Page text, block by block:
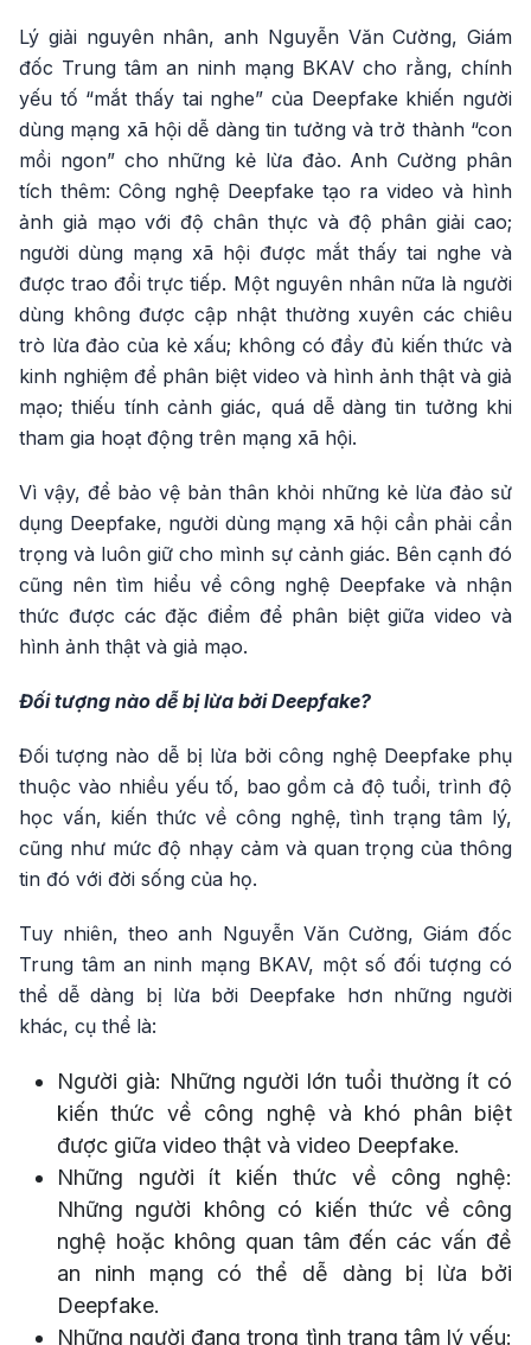
Lý giải nguyên nhân, anh Nguyễn Văn Cường, Giám
đốc Trung tâm an ninh mạng BKAV cho rằng, chính
yếu tố “mắt thấy tai nghe” của Deepfake khiến người
dùng mạng xã hội dễ dàng tin tưởng và trở thành “con
mồi ngon” cho những kẻ lừa đảo. Anh Cường phân
tích thêm: Công nghệ Deepfake tạo ra video và hình
ảnh giả mạo với độ chân thực và độ phân giải cao;
người dùng mạng xã hội được mắt thấy tai nghe và
được trao đổi trực tiếp. Một nguyên nhân nữa là người
dùng không được cập nhật thường xuyên các chiêu
trò lừa đảo của kẻ xấu; không có đầy đủ kiến thức và
kinh nghiệm để phân biệt video và hình ảnh thật và giả
mạo; thiếu tính cảnh giác, quá dễ dàng tin tưởng khi
tham gia hoạt động trên mạng xã hội.
Vì vậy, để bảo vệ bản thân khỏi những kẻ lừa đảo sử
dụng Deepfake, người dùng mạng xã hội cần phải cẩn
trọng và luôn giữ cho mình sự cảnh giác. Bên cạnh đó
cũng nên tìm hiểu về công nghệ Deepfake và nhận
thức được các đặc điểm để phân biệt giữa video và
hình ảnh thật và giả mạo.
Đối tượng nào dễ bị lừa bởi Deepfake?
Đối tượng nào dễ bị lừa bởi công nghệ Deepfake phụ
thuộc vào nhiều yếu tố, bao gồm cả độ tuổi, trình độ
học vấn, kiến thức về công nghệ, tình trạng tâm lý,
cũng như mức độ nhạy cảm và quan trọng của thông
tin đó với đời sống của họ.
Tuy nhiên, theo anh Nguyễn Văn Cường, Giám đốc
Trung tâm an ninh mạng BKAV, một số đối tượng có
thể dễ dàng bị lừa bởi Deepfake hơn những người
khác, cụ thể là:
Người già: Những người lớn tuổi thường ít có
kiến thức về công nghệ và khó phân biệt
được giữa video thật và video Deepfake.
Những người ít kiến thức về công nghệ:
Những người không có kiến thức về công
nghệ hoặc không quan tâm đến các vấn đề
an ninh mạng có thể dễ dàng bị lừa bởi
Deepfake.
Những người đang trong tình trạng tâm lý yếu: